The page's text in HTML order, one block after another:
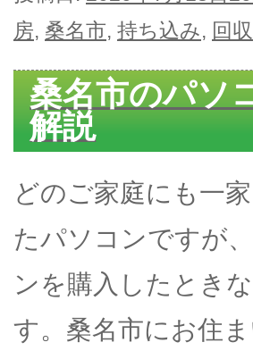
房, 桑名市, 持ち込み, 回収
桑名市のパソ
解説
どのご家庭にも一
たパソコンですが
ンを購入したとき
す。桑名市にお住